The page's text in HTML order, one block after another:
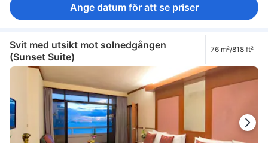
Ange datum för att se priser
Svit med utsikt mot solnedgången
(Sunset Suite)
76 m²/818 ft²